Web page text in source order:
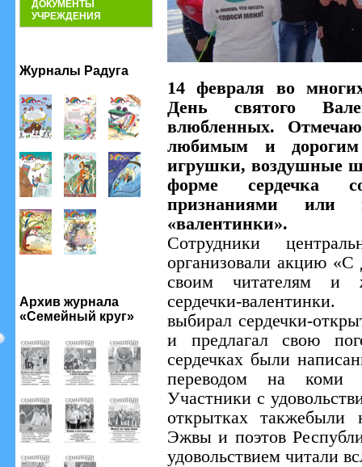
ДОКУМЕНТЫ
УЧРЕЖДЕНИЯ
Журналы Радуга
Архив журнала
«Семейный круг»
14 февраля во
День святого
влюбленных.
любимым и
игрушки, воздушные
форме сердечка
признаниями
«валентинки».
Сотрудники
организовали акцию
своим читателям и
сердечки-
выбирал сердечки-
и предлагал свою
сердечках были
переводом на коми
Участники с
открытках такжебыли
Эжвы и поэтов
удовольствием читали